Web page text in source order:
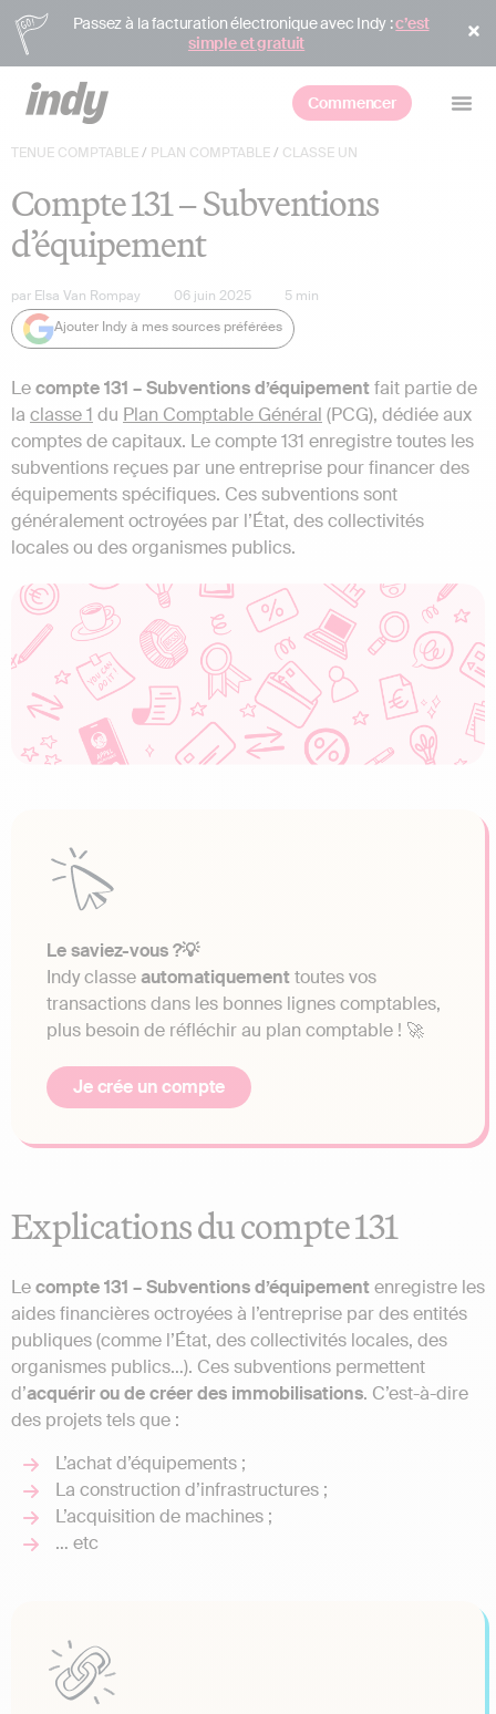
Passez à la facturation électronique avec Indy :c’est
simple et gratuit
Commencer
TENUE COMPTABLE/ PLAN COMPTABLE/ CLASSE UN
Compte 131 – Subventions
d’équipement
par Elsa Van Rompay 06 juin 2025 5 min
Ajouter Indy à mes sources préférées
Lecompte 131 – Subventions d’équipementfait partie de
la classe 1 du Plan Comptable Général (PCG), dédiée aux
comptes de capitaux. Le compte 131 enregistre toutes les
subventions reçues par une entreprise pour financer des
équipements spécifiques. Ces subventions sont
généralement octroyées par l’État, des collectivités
locales ou des organismes publics.
Le saviez-vous ?💡
Indy classeautomatiquementtoutes vos
transactions dans les bonnes lignes comptables,
plus besoin de réfléchir au plan comptable ! 🚀
Je crée un compte
Explications du compte 131
Lecompte 131 – Subventions d’équipementenregistre les
aides financières octroyées à l’entreprise par des entités
publiques (comme l’État, des collectivités locales, des
organismes publics…). Ces subventions permettent
d’acquérir ou de créer des immobilisations. C’est-à-dire
des projets tels que :
L’achat d’équipements ;
La construction d’infrastructures ;
L’acquisition de machines ;
… etc